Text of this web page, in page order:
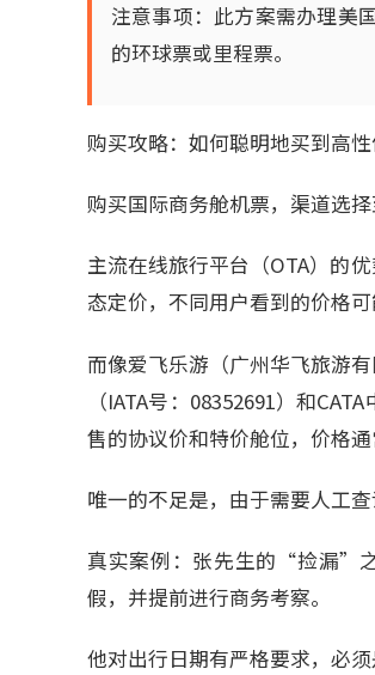
注意事项：此方案需办理美
的环球票或里程票。
购买攻略：如何聪明地买到高性
购买国际商务舱机票，渠道选择
主流在线旅行平台（OTA）的
态定价，不同用户看到的价格可
而像爱飞乐游（广州华飞旅游
（IATA号：08352691）和
售的协议价和特价舱位，价格通
唯一的不足是，由于需要人工
真实案例：张先生的“捡漏”
假，并提前进行商务考察。
他对出行日期有严格要求，必